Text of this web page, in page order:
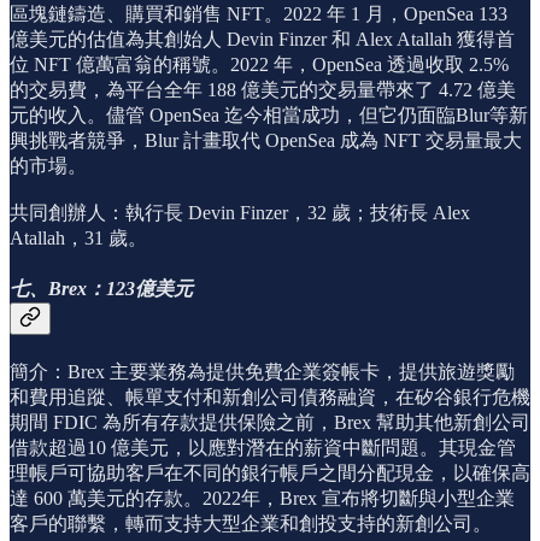
區塊鏈鑄造、購買和銷售 NFT。2022 年 1 月，OpenSea 133
億美元的估值為其創始人 Devin Finzer 和 Alex Atallah 獲得首
位 NFT 億萬富翁的稱號。2022 年，OpenSea 透過收取 2.5%
的交易費，為平台全年 188 億美元的交易量帶來了 4.72 億美
元的收入。儘管 OpenSea 迄今相當成功，但它仍面臨Blur等新
興挑戰者競爭，Blur 計畫取代 OpenSea 成為 NFT 交易量最大
的市場。
共同創辦人：執行長 Devin Finzer，32 歲；技術長 Alex
Atallah，31 歲。
七、Brex：123億美元
簡介：Brex 主要業務為提供免費企業簽帳卡，提供旅遊獎勵
和費用追蹤、帳單支付和新創公司債務融資，在矽谷銀行危機
期間 FDIC 為所有存款提供保險之前，Brex 幫助其他新創公司
借款超過10 億美元，以應對潛在的薪資中斷問題。其現金管
理帳戶可協助客戶在不同的銀行帳戶之間分配現金，以確保高
達 600 萬美元的存款。2022年，Brex 宣布將切斷與小型企業
客戶的聯繫，轉而支持大型企業和創投支持的新創公司。